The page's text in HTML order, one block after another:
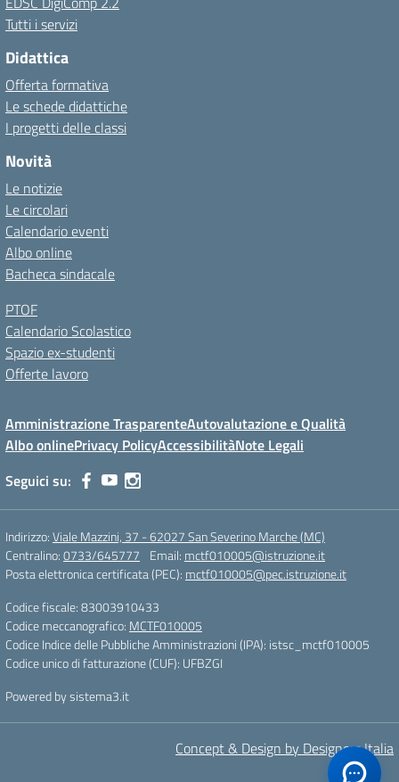
Tutti i servizi
Didattica
Offerta formativa
Le schede didattiche
I progetti delle classi
Novità
Le notizie
Le circolari
Calendario eventi
Albo online
Bacheca sindacale
PTOF
Calendario Scolastico
Spazio ex-studenti
Offerte lavoro
Amministrazione TrasparenteAutovalutazione e Qualità
Albo onlinePrivacy PolicyAccessibilitàNote Legali
Seguici su:
Indirizzo:Viale Mazzini, 37 - 62027 San Severino Marche (MC)
Centralino:0733/645777 Email: mctf010005@istruzione.it
Posta elettronica certificata (PEC): mctf010005@pec.istruzione.it
Codice fiscale: 83003910433
Codice meccanografico: MCTF010005
Codice Indice delle Pubbliche Amministrazioni (IPA): istsc_mctf010005
Codice unico di fatturazione (CUF): UFBZGI
Powered by sistema3.it
Concept & Design by Designers Italia